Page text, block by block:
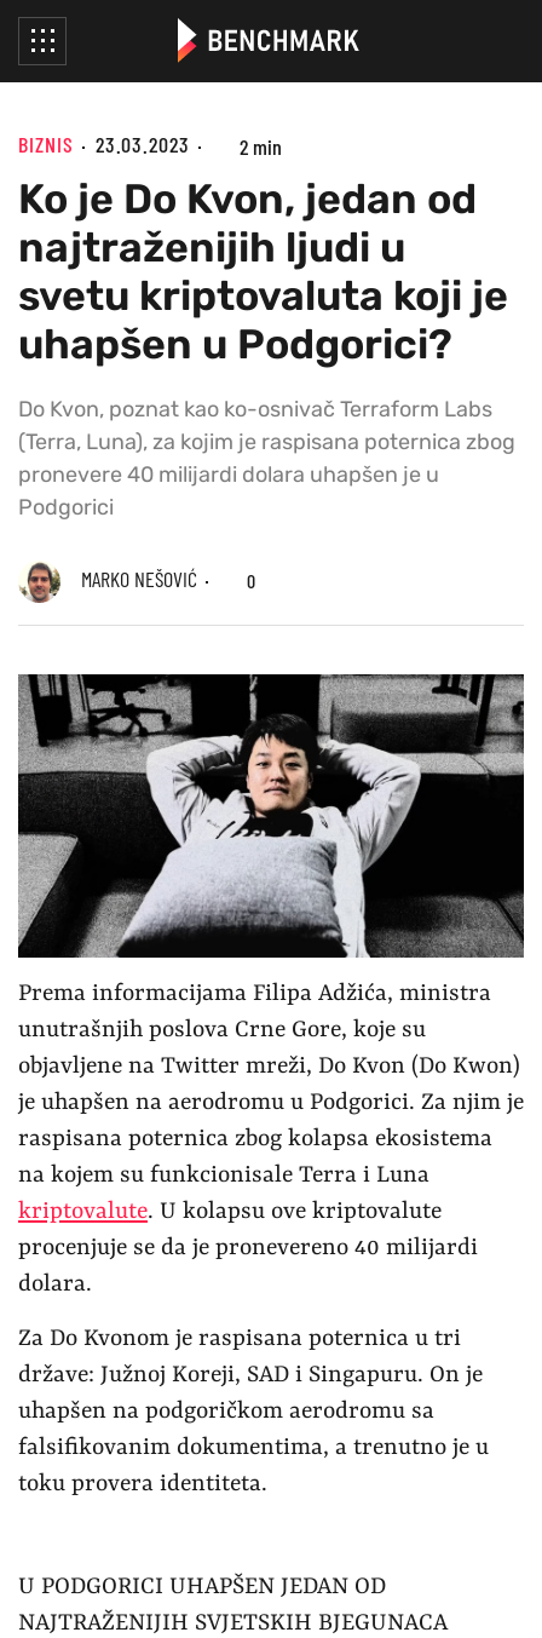
BIZNIS 23.03.2023 2 min
Ko je Do Kvon, jedan od
najtraženijih ljudi u
svetu kriptovaluta koji je
uhapšen u Podgorici?
Do Kvon, poznat kao ko-osnivač Terraform Labs
(Terra, Luna), za kojim je raspisana poternica zbog
pronevere 40 milijardi dolara uhapšen je u
Podgorici
MARKO NEŠOVIĆ 0
Prema informacijama Filipa Adžića, ministra
unutrašnjih poslova Crne Gore, koje su
objavljene na Twitter mreži, Do Kvon (Do Kwon)
je uhapšen na aerodromu u Podgorici. Za njim je
raspisana poternica zbog kolapsa ekosistema
na kojem su funkcionisale Terra i Luna
kriptovalute. U kolapsu ove kriptovalute
procenjuje se da je pronevereno 40 milijardi
dolara.
Za Do Kvonom je raspisana poternica u tri
države: Južnoj Koreji, SAD i Singapuru. On je
uhapšen na podgoričkom aerodromu sa
falsifikovanim dokumentima, a trenutno je u
toku provera identiteta.
U PODGORICI UHAPŠEN JEDAN OD
NAJTRAŽENIJIH SVJETSKIH BJEGUNACA